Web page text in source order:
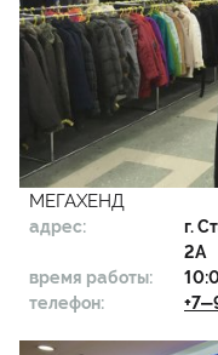
МЕГАХЕНД
адрес: г.
2А
время работы:
телефон: